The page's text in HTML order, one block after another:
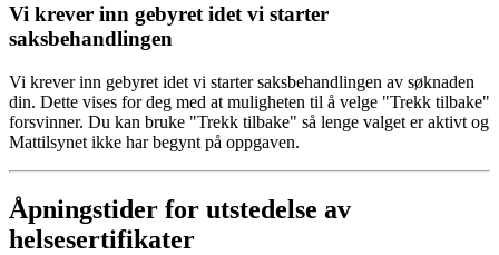
Vi krever inn gebyret idet vi starter
saksbehandlingen
Vi krever inn gebyret idet vi starter saksbehandlingen av søknaden
din. Dette vises for deg med at muligheten til å velge "Trekk tilbake"
forsvinner. Du kan bruke "Trekk tilbake" så lenge valget er aktivt og
Mattilsynet ikke har begynt på oppgaven.
Åpningstider for utstedelse av
helsesertifikater